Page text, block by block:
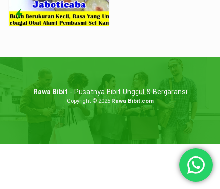
Rawa Bibit - Pusatnya Bibit Unggul & Bergaransi
Copyright © 2025 Rawa Bibit.com